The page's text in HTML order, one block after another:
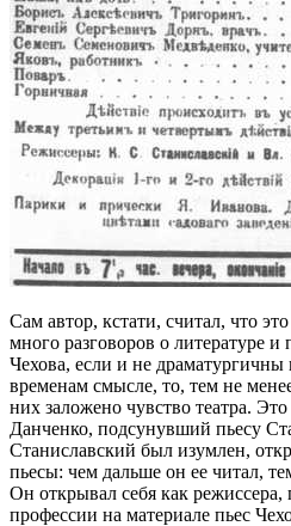
Сам автор, кстати, считал, что
много разговоров о литературе
Чехова, если и не
временам смысле, то, тем не
них заложено чувство театра.
Данченко, подсунувший пьесу
Станиславский был изумлен,
пьесы: чем дальше он ее читал,
Он открывал себя как режиссера,
профессии на материале пьес